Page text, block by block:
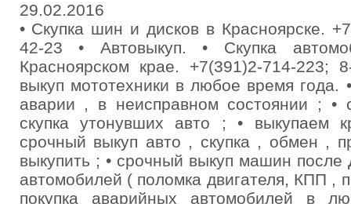
29.02.2016
• Скупка шин и дисков в Красноярске.
42-23 • Автовыкуп. • Скупка
Красноярском крае. +7(391)2-714-223;
выкуп мототехники в любое время года.
аварии , в неисправном состоянии ; •
скупка утонувших авто ; • выкупаем
срочный выкуп авто , скупка , обмен ,
выкупить ; • срочный выкуп машин
автомобилей ( поломка двигателя, КПП ,
покупка аварийных автомобилей в